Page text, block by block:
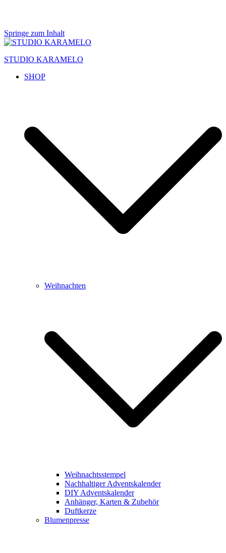
Springe zum Inhalt
STUDIO KARAMELO
SHOP
Weihnachten
Weihnachtsstempel
Nachhaltiger Adventskalender
DIY Adventskalender
Anhänger, Karten & Zubehör
Duftkerze
Blumenpresse